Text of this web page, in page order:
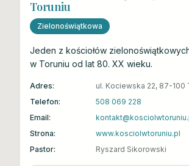
Toruniu
Zielonoświątkowa
Jeden z kościołów
w Toruniu od lat 80. XX wieku.
Adres:
ul. Kociewska 22, 87-100
Telefon:
508 069 228
Email:
Strona:
www.kosciolwtoruniu.pl
Pastor:
Ryszard Sikorowski